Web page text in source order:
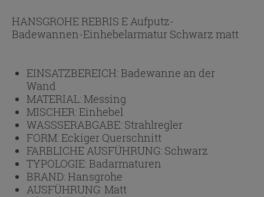
HANSGROHE REBRIS E Aufputz-
Badewannen-Einhebelarmatur Schwarz matt
EINSATZBEREICH:Badewanne an der
Wand
MATERIAL:Messing
MISCHER:Einhebel
WASSSERABGABE: Strahlregler
FORM:Eckiger Querschnitt
FARBLICHE AUSFÜHRUNG: Schwarz
TYPOLOGIE:Badarmaturen
BRAND:Hansgrohe
AUSFÜHRUNG:Matt